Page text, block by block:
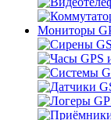
Мониторы